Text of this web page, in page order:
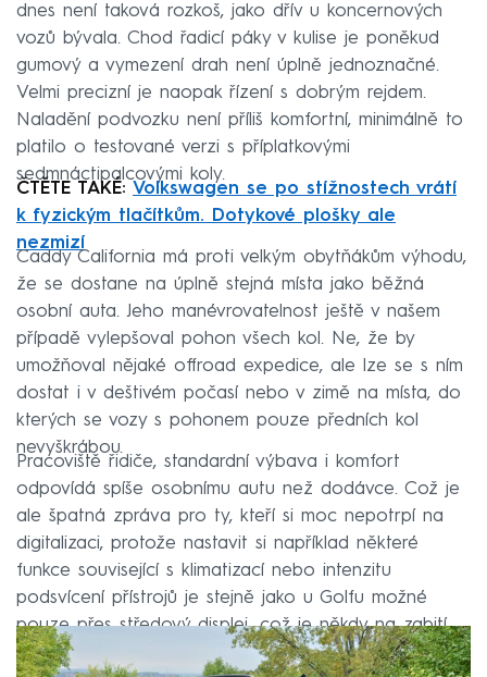
dnes není taková rozkoš, jako dřív u koncernových
vozů bývala. Chod řadicí páky v kulise je poněkud
gumový a vymezení drah není úplně jednoznačné.
Velmi precizní je naopak řízení s dobrým rejdem.
Naladění podvozku není příliš komfortní, minimálně to
platilo o testované verzi s příplatkovými
sedmnáctipalcovými koly.
ČTĚTE TAKÉ: Volkswagen se po stížnostech vrátí
k fyzickým tlačítkům. Dotykové plošky ale
nezmizí
Caddy California má proti velkým obytňákům výhodu,
že se dostane na úplně stejná místa jako běžná
osobní auta. Jeho manévrovatelnost ještě v našem
případě vylepšoval pohon všech kol. Ne, že by
umožňoval nějaké offroad expedice, ale lze se s ním
dostat i v deštivém počasí nebo v zimě na místa, do
kterých se vozy s pohonem pouze předních kol
nevyškrábou.
Pracoviště řidiče, standardní výbava i komfort
odpovídá spíše osobnímu autu než dodávce. Což je
ale špatná zpráva pro ty, kteří si moc nepotrpí na
digitalizaci, protože nastavit si například některé
funkce související s klimatizací nebo intenzitu
podsvícení přístrojů je stejně jako u Golfu možné
pouze přes středový displej, což je někdy na zabití.